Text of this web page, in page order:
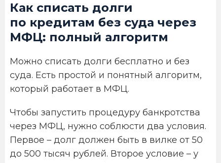
Как списать долги
по кредитам без суда через
МФЦ: полный алгоритм
Можно списать долги бесплатно и без
суда. Есть простой и понятный алгоритм,
который работает в МФЦ.
Чтобы запустить процедуру банкротства
через МФЦ, нужно соблюсти два условия.
Первое – долг должен быть в вилке от 50
до 500 тысяч рублей. Второе условие – у